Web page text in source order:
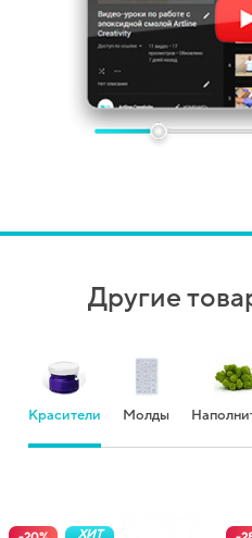
Другие
Красители Молды
ХИТ